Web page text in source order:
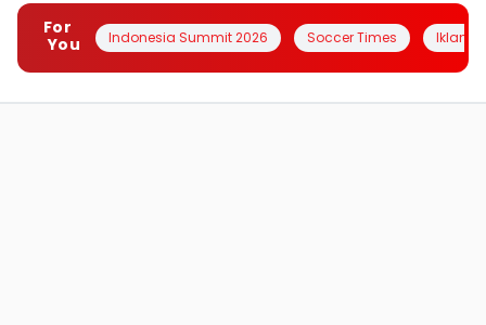
For
You
Indonesia Summit 2026 Soccer Times Iklanin